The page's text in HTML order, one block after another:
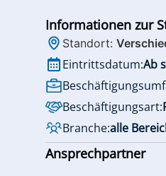
Informationen zur
Standort:
Eintrittsdatum:Ab
Beschäftigungsart:
Branche:alle
Ansprechpartner